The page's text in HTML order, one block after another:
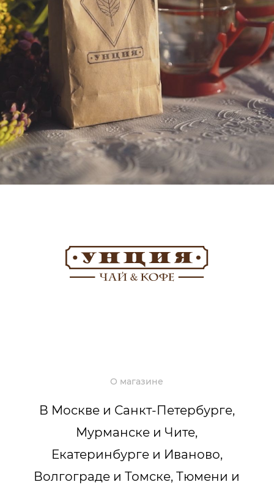
О магазине
В Москве и Санкт-Петербурге,
Мурманске и Чите,
Екатеринбурге и Иваново,
Волгограде и Томске, Тюмени и